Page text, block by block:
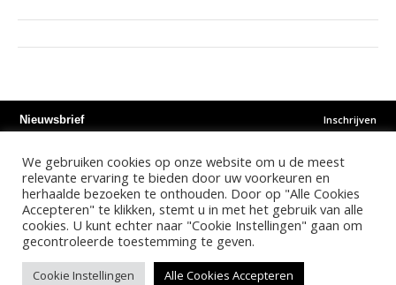
Nieuwsbrief Inschrijven
Instagram Facebook Youtube
©2026- Kalonda Luxury B.V. - All Rights Reserved
We gebruiken cookies op onze website om u de meest
relevante ervaring te bieden door uw voorkeuren en
herhaalde bezoeken te onthouden. Door op "Alle Cookies
Accepteren" te klikken, stemt u in met het gebruik van alle
cookies. U kunt echter naar "Cookie Instellingen" gaan om
gecontroleerde toestemming te geven.
Cookie Instellingen Alle Cookies Accepteren
Nederlands English